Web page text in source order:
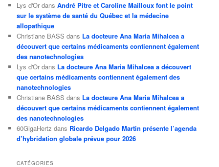
Lys d'Or dansAndré Pitre et Caroline Mailloux font le point
sur le système de santé du Québec et la médecine
allopathique
Christiane BASS dans La docteure Ana Maria Mihalcea a
découvert que certains médicaments contiennent également
des nanotechnologies
Lys d'Or dans La docteure Ana Maria Mihalcea a découvert
que certains médicaments contiennent également des
nanotechnologies
Christiane BASS dans La docteure Ana Maria Mihalcea a
découvert que certains médicaments contiennent également
des nanotechnologies
60GigaHertz dans Ricardo Delgado Martin présente l’agenda
d’hybridation globale prévue pour 2026
CATÉGORIES